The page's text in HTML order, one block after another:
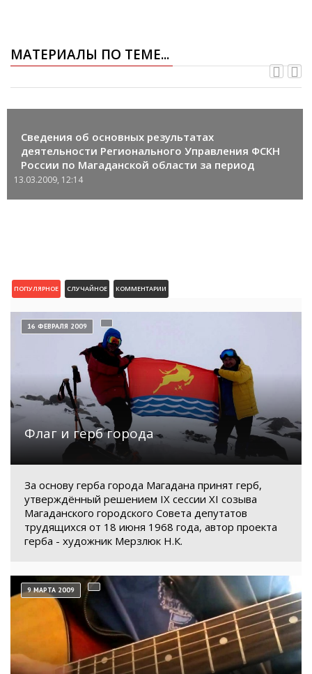
МАТЕРИАЛЫ ПО ТЕМЕ...
Сведения об основных результатах
деятельности Регионального Управления ФСКН
России по Магаданской области за период
январь-октябрь 2007 года
13.03.2009, 12:14
ПОПУЛЯРНОЕ СЛУЧАЙНОЕ КОММЕНТАРИИ
Флаг и герб города
16 ФЕВРАЛЯ 2009
За основу герба города Магадана принят герб,
утверждённый решением IX сессии XI созыва
Магаданского городского Совета депутатов
трудящихся от 18 июня 1968 года, автор проекта
герба - художник Мерзлюк Н.К.
9 МАРТА 2009